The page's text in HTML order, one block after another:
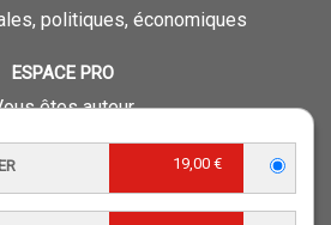
19,00 €
politiques, économiques
ESPACE PRO
êtes auteur
êtes journaliste
êtes libraire